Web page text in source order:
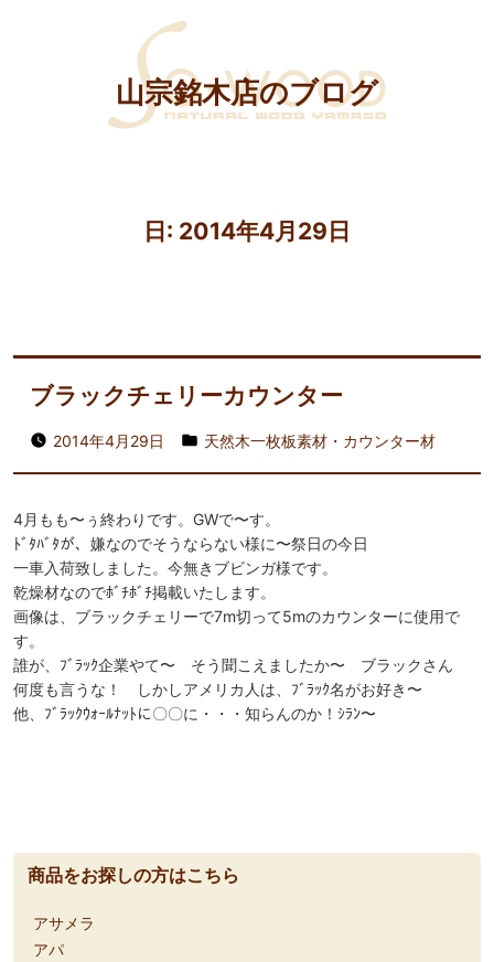
山宗銘木店のブログ
日: 2014年4月29日
ブラックチェリーカウンター
2014年4月29日 天然木一枚板素材・カウンター材
4月もも〜ぅ終わりです。GWで〜す。
ﾄﾞﾀﾊﾞﾀが、嫌なのでそうならない様に〜祭日の今日
一車入荷致しました。今無きブビンガ様です。
乾燥材なのでﾎﾞﾁﾎﾞﾁ掲載いたします。
画像は、ブラックチェリーで7m切って5mのカウンターに使用で
す。
誰が、ﾌﾞﾗｯｸ企業やて〜 そう聞こえましたか〜 ブラックさん
何度も言うな！ しかしアメリカ人は、ﾌﾞﾗｯｸ名がお好き〜
他、ﾌﾞﾗｯｸｳｫｰﾙﾅｯﾄに〇〇に・・・知らんのか！ｼﾗﾝ〜
商品をお探しの方はこちら
アサメラ
アパ